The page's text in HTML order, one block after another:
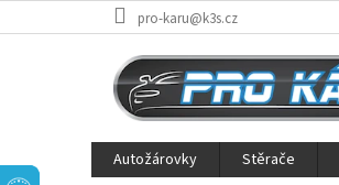
na
pro-karu@k3s.cz
Autožárovky Stěrače